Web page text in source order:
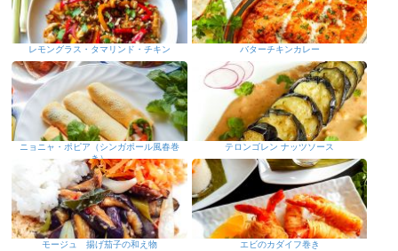
レモングラス・タマリンド・チキン バターチキンカレー
ニョニャ・ポピア（シンガポール風春巻
き）
テロンゴレン ナッツソース
モージュ 揚げ茄子の和え物 エビのカダイフ巻き